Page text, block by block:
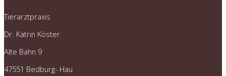
Tierarztpraxis
Dr. Katrin Köster
Alte Bahn 9
47551 Bedburg- Hau